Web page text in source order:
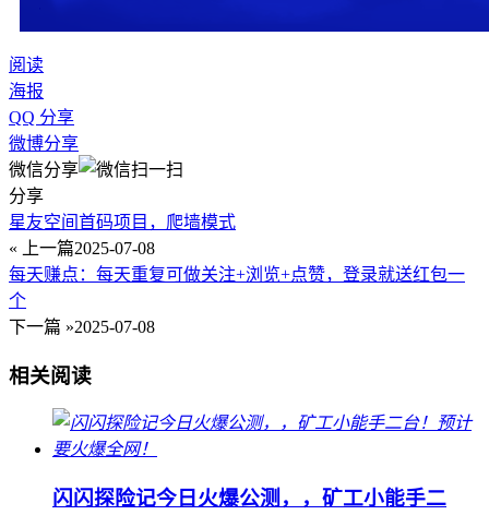
阅读
海报
QQ 分享
微博分享
微信分享
分享
星友空间首码项目，爬墙模式
« 上一篇2025-07-08
每天赚点：每天重复可做关注+浏览+点赞，登录就送红包一
个
下一篇 »2025-07-08
相关阅读
闪闪探险记今日火爆公测，，矿工小能手二